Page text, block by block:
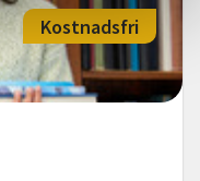
Kostnadsfri